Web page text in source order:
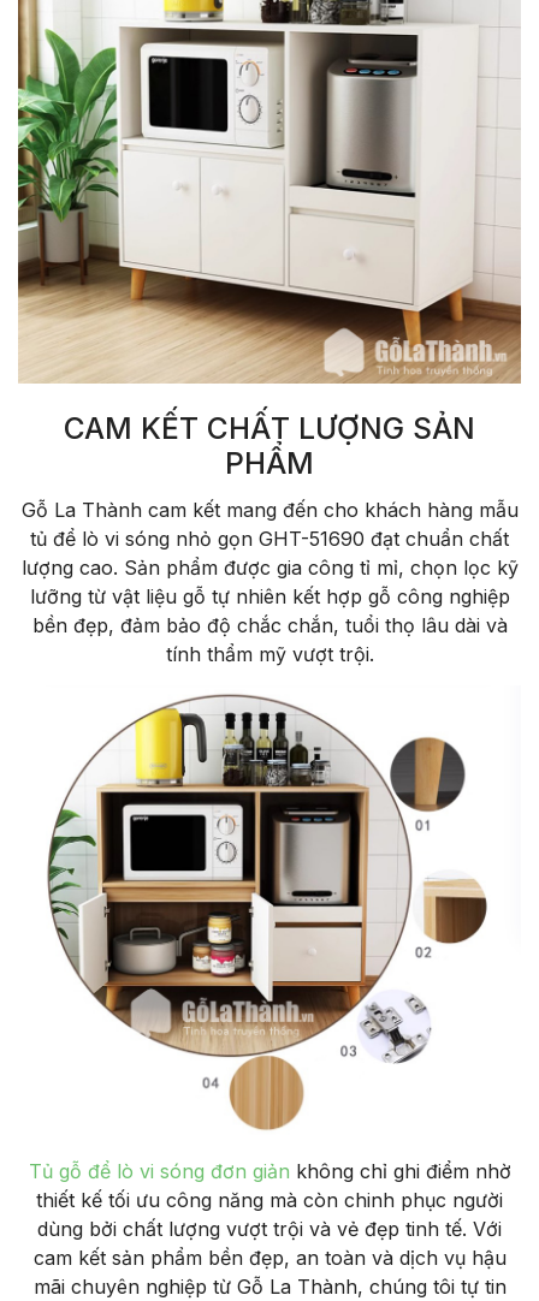
CAM KẾT CHẤT LƯỢNG SẢN
PHẨM
Gỗ La Thành cam kết mang đến cho khách hàng mẫu
tủ để lò vi sóng nhỏ gọn GHT-51690 đạt chuẩn chất
lượng cao. Sản phẩm được gia công tỉ mỉ, chọn lọc kỹ
lưỡng từ vật liệu gỗ tự nhiên kết hợp gỗ công nghiệp
bền đẹp, đảm bảo độ chắc chắn, tuổi thọ lâu dài và
tính thẩm mỹ vượt trội.
Tủ gỗ để lò vi sóng đơn giản không chỉ ghi điểm nhờ
thiết kế tối ưu công năng mà còn chinh phục người
dùng bởi chất lượng vượt trội và vẻ đẹp tinh tế. Với
cam kết sản phẩm bền đẹp, an toàn và dịch vụ hậu
mãi chuyên nghiệp từ Gỗ La Thành, chúng tôi tự tin